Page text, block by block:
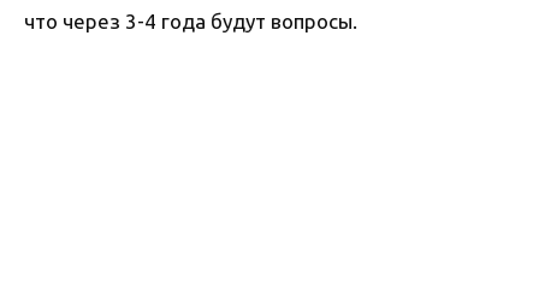
что через 3-4 года будут вопросы.